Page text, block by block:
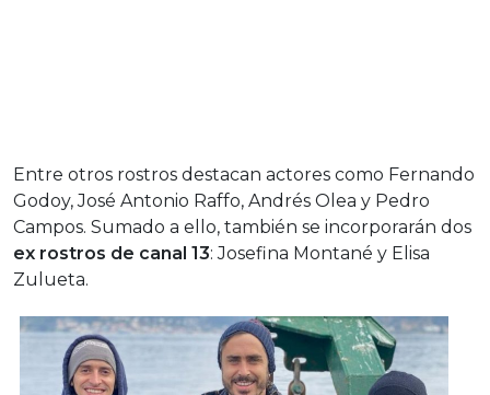
Entre otros rostros destacan actores como Fernando
Godoy, José Antonio Raffo, Andrés Olea y Pedro
Campos. Sumado a ello, también se incorporarán dos
ex rostros de canal 13: Josefina Montané y Elisa
Zulueta.